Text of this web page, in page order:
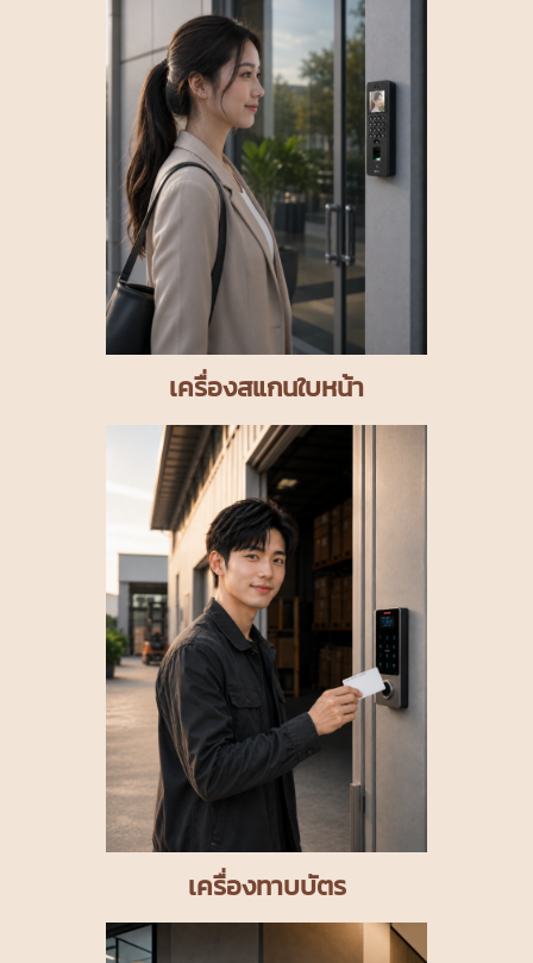
เครื่องสแกนใบหน้า
เครื่องทาบบัตร